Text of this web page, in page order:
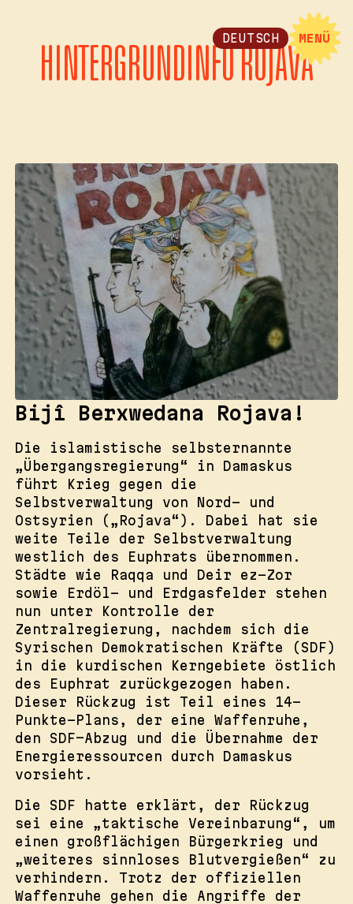
DEUTSCH MENÜ
HINTERGRUNDINFO ROJAVA
Bijî Berxwedana Rojava!
Die islamistische selbsternannte
„Übergangsregierung“ in Damaskus
führt Krieg gegen die
Selbstverwaltung von Nord- und
Ostsyrien („Rojava“). Dabei hat sie
weite Teile der Selbstverwaltung
westlich des Euphrats übernommen.
Städte wie Raqqa und Deir ez-Zor
sowie Erdöl- und Erdgasfelder stehen
nun unter Kontrolle der
Zentralregierung, nachdem sich die
Syrischen Demokratischen Kräfte (SDF)
in die kurdischen Kerngebiete östlich
des Euphrat zurückgezogen haben.
Dieser Rückzug ist Teil eines 14-
Punkte-Plans, der eine Waffenruhe,
den SDF-Abzug und die Übernahme der
Energieressourcen durch Damaskus
vorsieht.
Die SDF hatte erklärt, der Rückzug
sei eine „taktische Vereinbarung“, um
einen großflächigen Bürgerkrieg und
„weiteres sinnloses Blutvergießen“ zu
verhindern. Trotz der offiziellen
Waffenruhe gehen die Angriffe der